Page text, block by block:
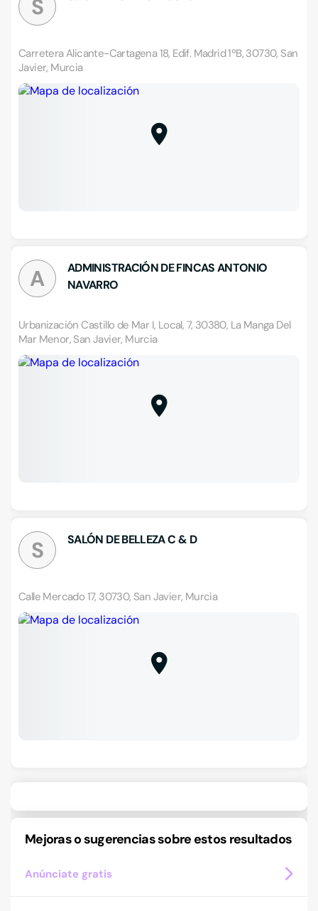
S
Carretera Alicante-Cartagena 18, Edif. Madrid 1ºB, 30730, San
Javier, Murcia
A
ADMINISTRACIÓN DE FINCAS ANTONIO
NAVARRO
Urbanización Castillo de Mar I, Local, 7, 30380, La Manga Del
Mar Menor, San Javier, Murcia
S SALÓN DE BELLEZA C & D
Calle Mercado 17, 30730, San Javier, Murcia
Mejoras o sugerencias sobre estos resultados
Anúnciate gratis